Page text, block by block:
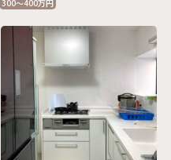
300～400万円